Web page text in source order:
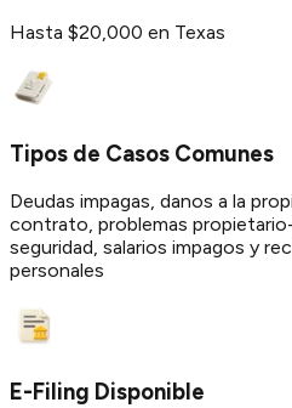
Hasta $20,000 en Texas
Tipos de Casos Comunes
Deudas impagas, danos a la
contrato, problemas
seguridad, salarios impagos y
personales
E-Filing Disponible